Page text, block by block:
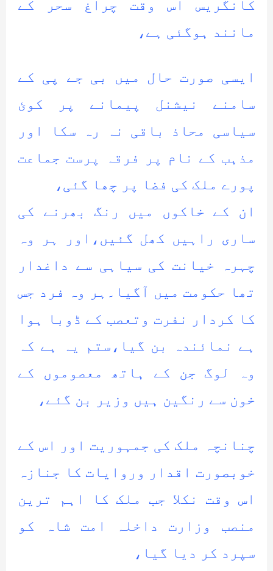
کانگریس اس وقت چراغ سحر کے
مانند ہوگئی ہے،
ایسی صورت حال میں بی جے پی کے
سامنے نیشنل پیمانے پر کوئ
سیاسی محاذ باقی نہ رہ سکا اور
مذہب کے نام پر فرقہ پرست جماعت
پورے ملک کی فضا پر چھا گئی،
ان کے خاکوں میں رنگ بھرنے کی
ساری راہیں کھل گئیں،اور ہر وہ
چہرہ خیانت کی سیاہی سے داغدار
تھا حکومت میں آگیا۔ہر وہ فرد جس
کا کردار نفرت وتعصب کے ڈوبا ہوا
ہے نمائندہ بن گیا،ستم یہ ہے کہ
وہ لوگ جن کے ہاتھ معصوموں کے
خون سے رنگین ہیں وزیر بن گئے،
چنانچہ ملک کی جمہوریت اور اس کے
خوبصورت اقدار وروایات کا جنازہ
اس وقت نکلا جب ملک کا اہم ترین
منصب وزارت داخلہ امت شاہ کو
سپرد کر دیا گیا،